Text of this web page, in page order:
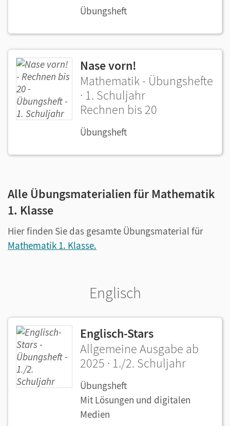
Übungsheft
Nase vorn!
Mathematik - Übungshefte
· 1. Schuljahr
Rechnen bis 20
Übungsheft
Alle Übungsmaterialien für Mathematik
1. Klasse
Hier finden Sie das gesamte Übungsmaterial für
Mathematik 1. Klasse.
Englisch
Englisch-Stars
Allgemeine Ausgabe ab
2025 · 1./2. Schuljahr
Übungsheft
Mit Lösungen und digitalen
Medien